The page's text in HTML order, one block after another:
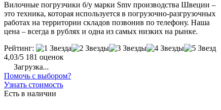
Вилочные погрузчики б/у марки Smv производства Швеции –
это техника, которая используется в погрузочно-разгрузочных
работах на территории складов позвонив по телефону. Наша
цена – всегда в рублях и одна из самых низких на рынке.
Рейтинг:
4,03/5 181 оценок
Загрузка...
Помочь с выбором?
Узнать стоимость
Есть в наличии